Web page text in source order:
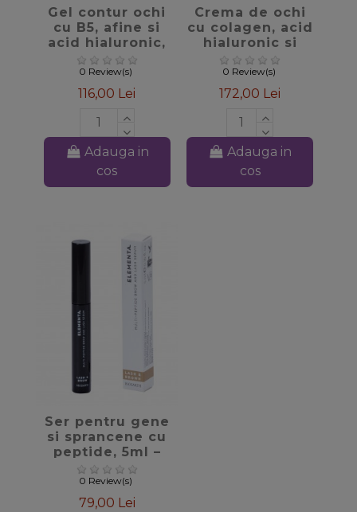
Gel contur ochi
cu B5, afine si
acid hialuronic,
30ml –
Vitaminica
Bioearth
0 Review(s)
116,00 Lei
Adauga in
cos
Crema de ochi
cu colagen, acid
hialuronic si
siliciu, 30ml –
Sinergy Derma
Bioearth
0 Review(s)
172,00 Lei
Adauga in
cos
favorite_border
Ser pentru gene
si sprancene cu
peptide, 5ml –
Elementa
Bioearth
0 Review(s)
79,00 Lei